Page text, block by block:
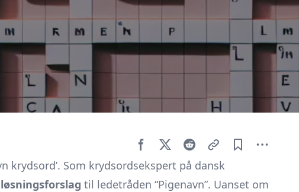
krydsord’. Som krydsordsekspert på dansk
til ledetråden “Pigenavn”. Uanset om